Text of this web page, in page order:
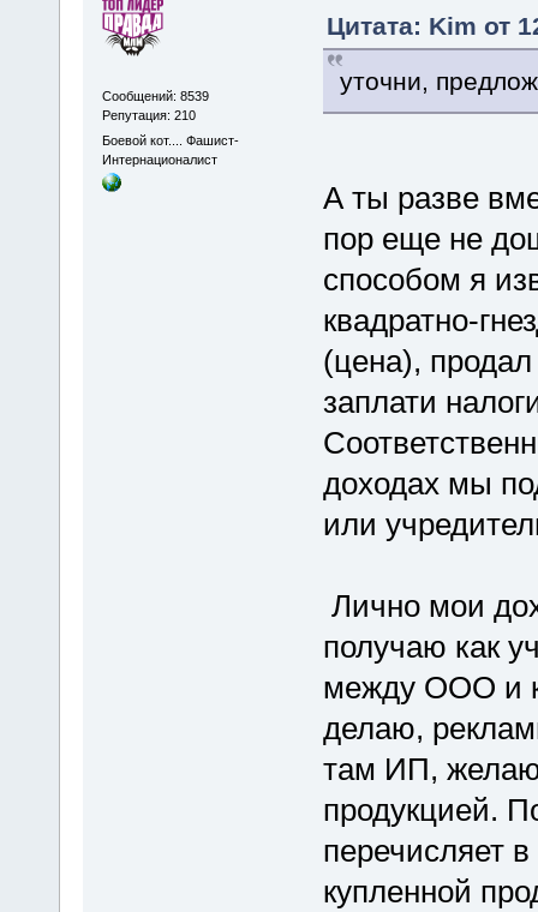
Сообщений: 8539
Репутация: 210
Боевой кот.... Фашист-
Интернационалист
Цитата: Kim от
уточни,
А ты разве
пор еще не
способом я
квадратно-
(цена),
заплати
доходах мы
или
Лично мои
получаю как
между ООО и
делаю,
там ИП,
продукцией.
перечисляет
купленной